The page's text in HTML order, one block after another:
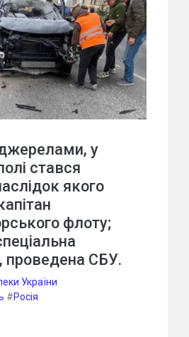
джерелами, у
стався
якого
флоту;
проведена СБУ.
України
#Росія